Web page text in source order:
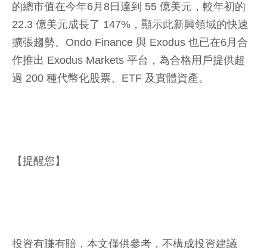
的總市值在今年6月8日達到 55 億美元，較年初的
22.3 億美元成長了 147%，顯示此新興領域的快速
擴張趨勢。Ondo Finance 與 Exodus 也已在6月合
作推出 Exodus Markets 平台，為合格用戶提供超
過 200 種代幣化股票、ETF 及實體資產。
【提醒您】
投資有賺有賠，本文僅供參考，不構成投資建議